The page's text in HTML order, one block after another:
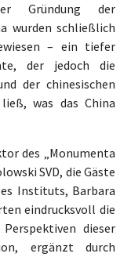
Gründung der
wurden schließlich
– ein tiefer
der jedoch die
der chinesischen
was das China
des „Monumenta
SVD, die Gäste
Instituts, Barbara
eindrucksvoll die
dieser
ergänzt durch